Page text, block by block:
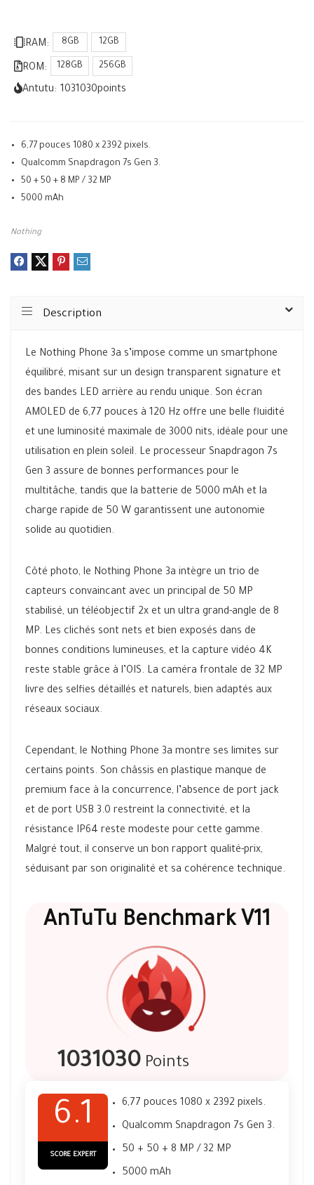
RAM: 8GB 12GB
ROM: 128GB 256GB
Antutu: 1031030points
6,77 pouces 1080 x 2392 pixels.
Qualcomm Snapdragon 7s Gen 3.
50 + 50 + 8 MP / 32 MP
5000 mAh
Nothing
Description
Le Nothing Phone 3a s’impose comme un smartphone
équilibré, misant sur un design transparent signature et
des bandes LED arrière au rendu unique. Son écran
AMOLED de 6,77 pouces à 120 Hz offre une belle fluidité
et une luminosité maximale de 3000 nits, idéale pour une
utilisation en plein soleil. Le processeur Snapdragon 7s
Gen 3 assure de bonnes performances pour le
multitâche, tandis que la batterie de 5000 mAh et la
charge rapide de 50 W garantissent une autonomie
solide au quotidien.
Côté photo, le Nothing Phone 3a intègre un trio de
capteurs convaincant avec un principal de 50 MP
stabilisé, un téléobjectif 2x et un ultra grand-angle de 8
MP. Les clichés sont nets et bien exposés dans de
bonnes conditions lumineuses, et la capture vidéo 4K
reste stable grâce à l’OIS. La caméra frontale de 32 MP
livre des selfies détaillés et naturels, bien adaptés aux
réseaux sociaux.
Cependant, le Nothing Phone 3a montre ses limites sur
certains points. Son châssis en plastique manque de
premium face à la concurrence, l’absence de port jack
et de port USB 3.0 restreint la connectivité, et la
résistance IP64 reste modeste pour cette gamme.
Malgré tout, il conserve un bon rapport qualité-prix,
séduisant par son originalité et sa cohérence technique.
AnTuTu Benchmark V11
1031030 Points
6.1
SCORE EXPERT
6,77 pouces 1080 x 2392 pixels.
Qualcomm Snapdragon 7s Gen 3.
50 + 50 + 8 MP / 32 MP
5000 mAh